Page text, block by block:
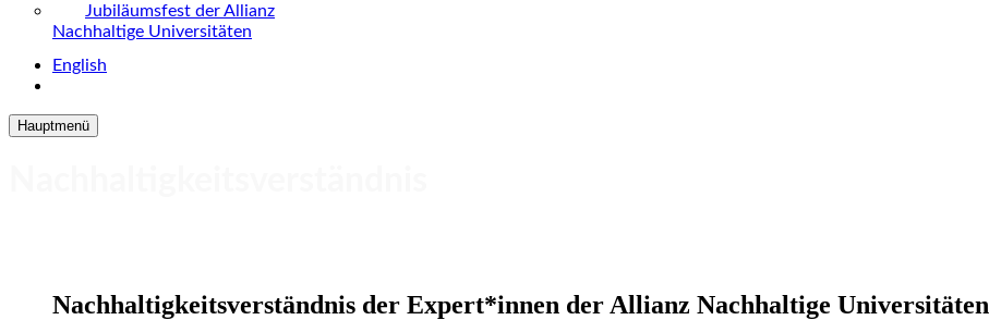
Jubiläumsfest der Allianz
Nachhaltige Universitäten
English
Hauptmenü
Nachhaltigkeitsverständnis der Expert*innen der Allianz Nachhaltige